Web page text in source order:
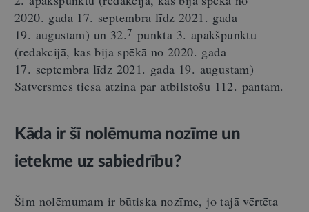
2020. gada 17. septembra līdz 2021. gada
19. augustam) un 32.7 punkta 3. apakšpunktu
(redakcijā, kas bija spēkā no 2020. gada
17. septembra līdz 2021. gada 19. augustam)
Satversmes tiesa atzina par atbilstošu 112. pantam.
Kāda ir šī nolēmuma nozīme un
ietekme uz sabiedrību?
Šim nolēmumam ir būtiska nozīme, jo tajā vērtēta